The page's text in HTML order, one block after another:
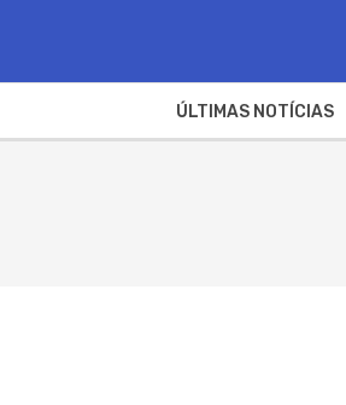
ÚLTIMAS NOTÍCIAS